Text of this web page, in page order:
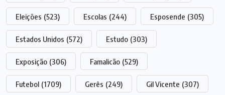
Eleições (523) Escolas (244) Esposende (305)
Estados Unidos (572) Estudo (303)
Exposição (306) Famalicão (529)
Futebol (1709) Gerês (249) Gil Vicente (307)